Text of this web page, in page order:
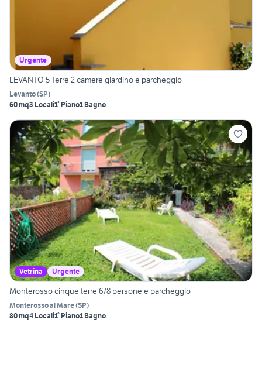
Urgente
LEVANTO 5 Terre 2 camere giardino e parcheggio
Levanto(SP)
60 mq3 Locali1° Piano1 Bagno
Vetrina Urgente
Monterosso cinque terre 6/8 persone e parcheggio
Monterosso al Mare(SP)
80 mq4 Locali1° Piano1 Bagno